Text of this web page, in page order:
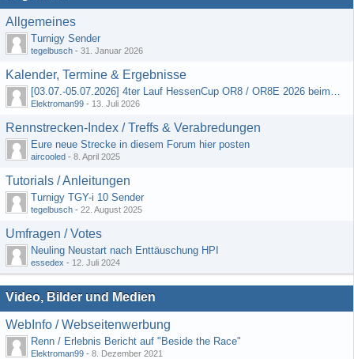
Allgemeines
Turnigy Sender
tegelbusch - 31. Januar 2026
Kalender, Termine & Ergebnisse
[03.07.-05.07.2026] 4ter Lauf HessenCup OR8 / OR8E 2026 beim MSV Linsengericht e.V.
Elektroman99 - 13. Juli 2026
Rennstrecken-Index / Treffs & Verabredungen
Eure neue Strecke in diesem Forum hier posten
aircooled - 8. April 2025
Tutorials / Anleitungen
Turnigy TGY-i 10 Sender
tegelbusch - 22. August 2025
Umfragen / Votes
Neuling Neustart nach Enttäuschung HPI
essedex - 12. Juli 2024
Video, Bilder und Medien
WebInfo / Webseitenwerbung
Renn / Erlebnis Bericht auf "Beside the Race"
Elektroman99 - 8. Dezember 2021